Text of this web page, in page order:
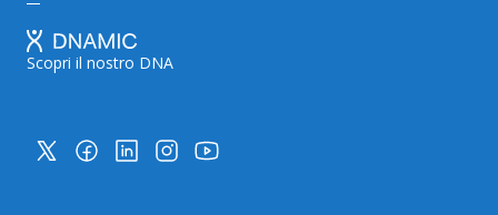
Scopri il nostro DNA